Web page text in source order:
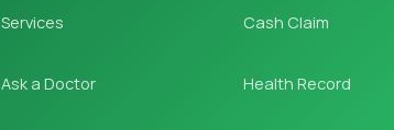
Services
Ask a Doctor
Cash Claim
Health Record